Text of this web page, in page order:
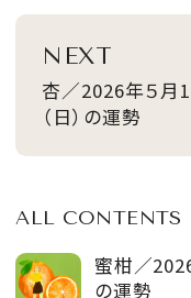
NEXT
杏／2026年５月
（日）の運勢
ALL CONTENTS
蜜柑／
の運勢